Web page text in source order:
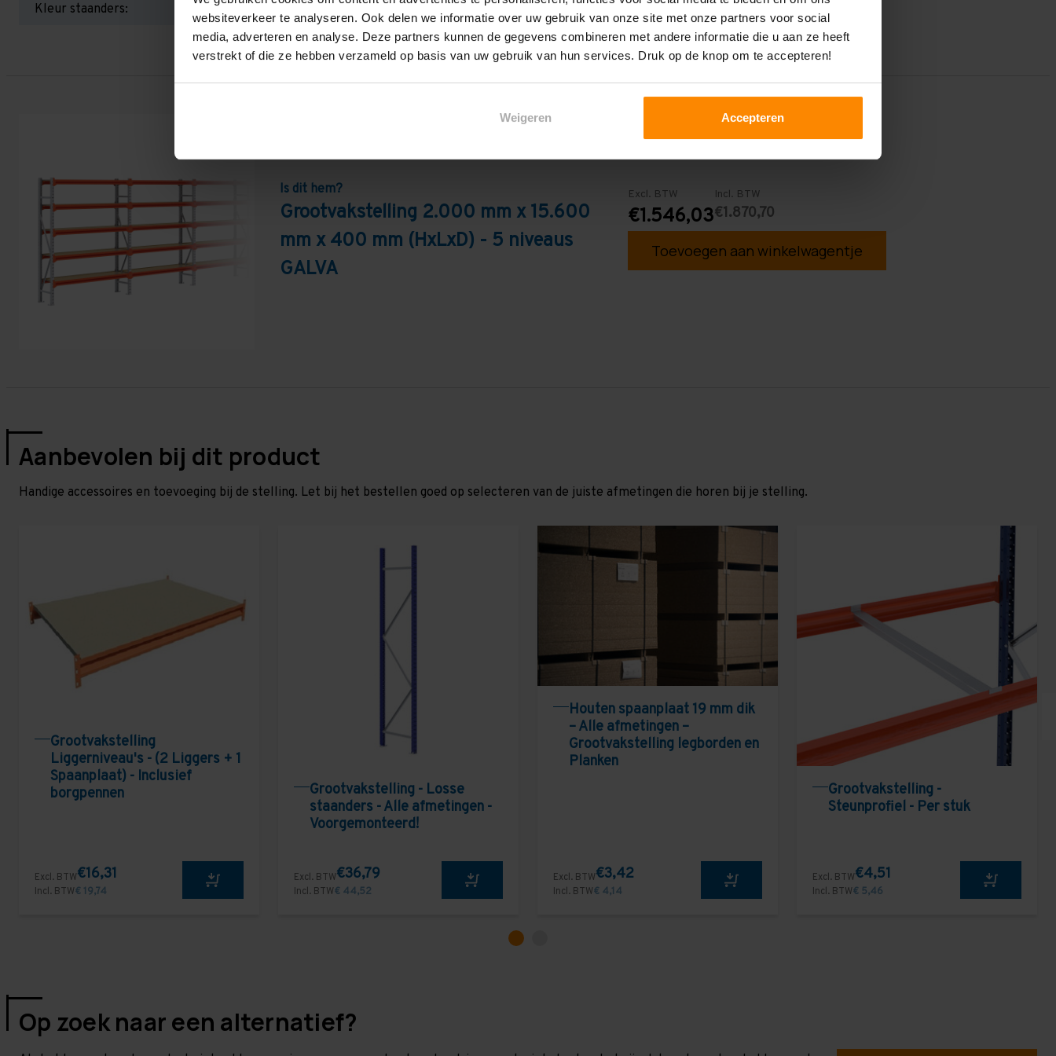
websiteverkeer te analyseren. Ook delen we informatie over uw gebruik van onze site met onze partners voor social
media, adverteren en analyse. Deze partners kunnen de gegevens combineren met andere informatie die u aan ze heeft
verstrekt of die ze hebben verzameld op basis van uw gebruik van hun services. Druk op de knop om te accepteren!
Weigeren Accepteren
Kleur staanders:
Galva
Is dit hem?
Grootvakstelling 2.000 mm x 15.600
mm x 400 mm (HxLxD) - 5 niveaus
GALVA
Excl. BTW
€1.546,03
Incl. BTW
€1.870,70
Toevoegen aan winkelwagentje
Aanbevolen bij dit product
Handige accessoires en toevoeging bij de stelling. Let bij het bestellen goed op selecteren van de juiste afmetingen die horen bij je stelling.
Grootvakstelling
Liggerniveau's - (2 Liggers + 1
Spaanplaat) - Inclusief
borgpennen
Excl. BTW€16,31
Incl. BTW€ 19,74
Grootvakstelling - Losse
staanders - Alle afmetingen -
Voorgemonteerd!
Excl. BTW€36,79
Incl. BTW€ 44,52
Houten spaanplaat 19 mm dik
– Alle afmetingen –
Grootvakstelling legborden en
Planken
Excl. BTW€3,42
Incl. BTW€ 4,14
Grootvakstelling -
Steunprofiel - Per stuk
Excl. BTW€4,51
Incl. BTW€ 5,46
Op zoek naar een alternatief?